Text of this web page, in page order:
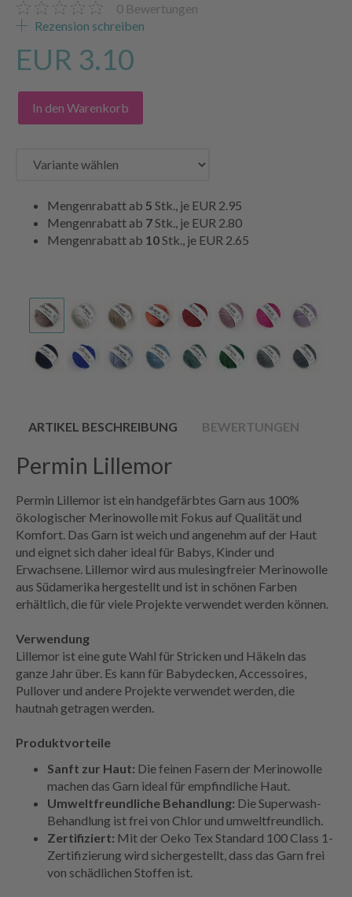
0 Bewertungen
Rezension schreiben
EUR 3.10
In den Warenkorb
Mengenrabatt ab 5 Stk., je EUR 2.95
Mengenrabatt ab 7 Stk., je EUR 2.80
Mengenrabatt ab 10 Stk., je EUR 2.65
ARTIKEL BESCHREIBUNG BEWERTUNGEN
Permin Lillemor
Permin Lillemor ist ein handgefärbtes Garn aus 100%
ökologischer Merinowolle mit Fokus auf Qualität und
Komfort. Das Garn ist weich und angenehm auf der Haut
und eignet sich daher ideal für Babys, Kinder und
Erwachsene. Lillemor wird aus mulesingfreier Merinowolle
aus Südamerika hergestellt und ist in schönen Farben
erhältlich, die für viele Projekte verwendet werden können.
Verwendung
Lillemor ist eine gute Wahl für Stricken und Häkeln das
ganze Jahr über. Es kann für Babydecken, Accessoires,
Pullover und andere Projekte verwendet werden, die
hautnah getragen werden.
Produktvorteile
Sanft zur Haut: Die feinen Fasern der Merinowolle
machen das Garn ideal für empfindliche Haut.
Umweltfreundliche Behandlung: Die Superwash-
Behandlung ist frei von Chlor und umweltfreundlich.
Zertifiziert: Mit der Oeko Tex Standard 100 Class 1-
Zertifizierung wird sichergestellt, dass das Garn frei
von schädlichen Stoffen ist.